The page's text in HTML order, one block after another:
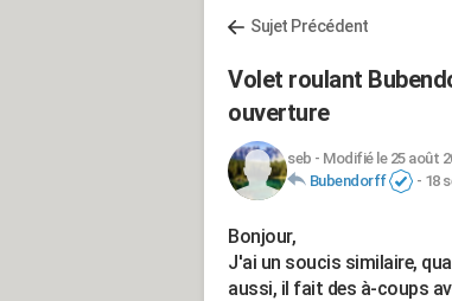
Sujet Précédent
Volet roulant
ouverture
seb - Modifié le 25 août
Bubendorff
- 18
Bonjour,
J'ai un soucis similaire,
aussi, il fait des à-coups